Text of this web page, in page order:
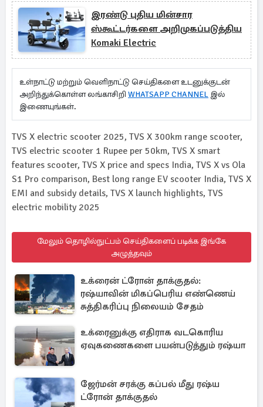
இரண்டு புதிய மின்சார
ஸ்கூட்டர்களை அறிமுகப்படுத்திய
Komaki Electric
உள்நாட்டு மற்றும் வெளிநாட்டு செய்திகளை உடனுக்குடன்
அறிந்துக்கொள்ள லங்காசிறி WHATSAPP CHANNEL இல்
இணையுங்கள்.
TVS X electric scooter 2025, TVS X 300km range scooter,
TVS electric scooter 1 Rupee per 50km, TVS X smart
features scooter, TVS X price and specs India, TVS X vs Ola
S1 Pro comparison, Best long range EV scooter India, TVS X
EMI and subsidy details, TVS X launch highlights, TVS
electric mobility 2025
மேலும் தொழில்நுட்பம் செய்திகளைப் படிக்க இங்கே
அழுத்தவும்
உக்ரைன் ட்ரோன் தாக்குதல்:
ரஷ்யாவின் மிகப்பெரிய எண்ணெய்
சுத்திகரிப்பு நிலையம் சேதம்
உக்ரைனுக்கு எதிராக வடகொரிய
ஏவுகணைகளை பயன்படுத்தும் ரஷ்யா
ஜேர்மன் சரக்கு கப்பல் மீது ரஷ்ய
ட்ரோன் தாக்குதல்